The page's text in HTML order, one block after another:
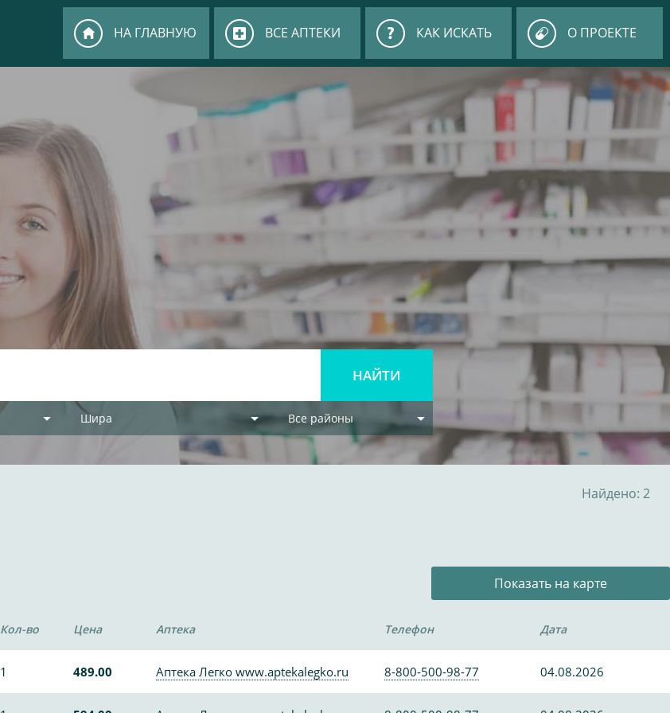
НА ГЛАВНУЮ ВСЕ АПТЕКИ КАК ИСКАТЬ О ПРОЕКТЕ
Шира Все районы
Найдено: 2
Показать на карте
Кол-во Цена Аптека Телефон Дата
1 489.00 Аптека Легко www.aptekalegko.ru 8-800-500-98-77 04.08.2026